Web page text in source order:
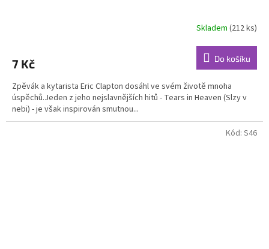
Skladem (212 ks)
7 Kč Do košíku
Zpěvák a kytarista Eric Clapton dosáhl ve svém životě mnoha
úspěchů.Jeden z jeho nejslavnějších hitů - Tears in Heaven (Slzy v
nebi) - je však inspirován smutnou...
Kód: S46